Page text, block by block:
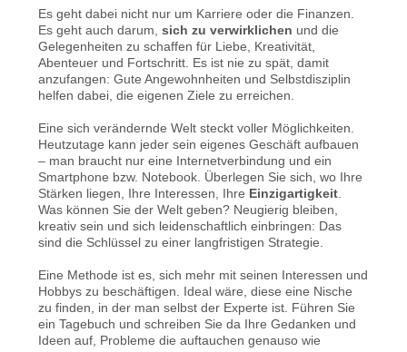
Es geht dabei nicht nur um Karriere oder die Finanzen.
Es geht auch darum,sich zu verwirklichen und die
Gelegenheiten zu schaffen für Liebe, Kreativität,
Abenteuer und Fortschritt. Es ist nie zu spät, damit
anzufangen: Gute Angewohnheiten und Selbstdisziplin
helfen dabei, die eigenen Ziele zu erreichen.
Eine sich verändernde Welt steckt voller Möglichkeiten.
Heutzutage kann jeder sein eigenes Geschäft aufbauen
– man braucht nur eine Internetverbindung und ein
Smartphone bzw. Notebook. Überlegen Sie sich, wo Ihre
Stärken liegen, Ihre Interessen, Ihre Einzigartigkeit
Was können Sie der Welt geben? Neugierig bleiben,
kreativ sein und sich leidenschaftlich einbringen: Das
sind die Schlüssel zu einer langfristigen Strategie.
Eine Methode ist es, sich mehr mit seinen Interessen und
Hobbys zu beschäftigen. Ideal wäre, diese eine Nische
zu finden, in der man selbst der Experte ist. Führen Sie
ein Tagebuch und schreiben Sie da Ihre Gedanken und
Ideen auf, Probleme die auftauchen genauso wie